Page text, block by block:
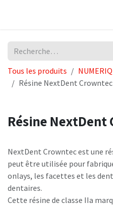
Tous les produits
Résine NextDent Crowntec
Résine NextDent
NextDent Crowntec est une
peut être utilisée pour
onlays, les facettes et les
dentaires.
Cette résine de classe IIa